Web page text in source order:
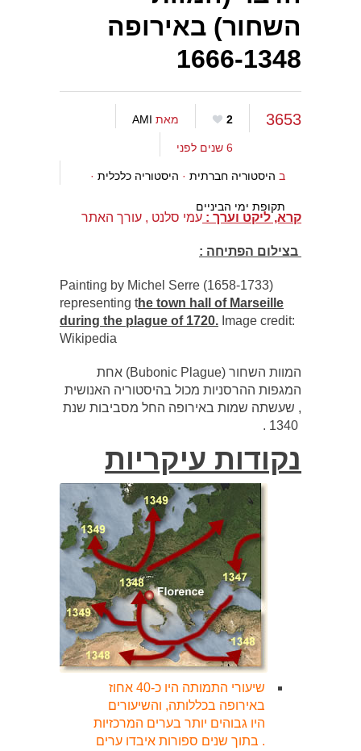
השחור) באירופה
1666-1348
2 מאת
היסטוריה חברתית·היסטוריה כלכלית·
תקופת ימי הביניים
קרא, ליקט וערך :עמי סלנט , עורך האתר
בצילום הפתיחה :
Painting by Michel Serre (1658-1733)
representing the town hall of Marseille
during the plague of 1720.Image credit:
המוות השחור (Bubonic Plague) אחת
המגפות ההרסניות מכול בהיסטוריה האנושית
, שעשתה שמות באירופה החל מסביבות שנת
נקודות עיקריות
שיעורי התמותה היו כ-40 אחוז
באירופה בכללותה, והשיעורים
היו גבוהים יותר בערים המרכזיות
. בתוך שנים ספורות איבדו ערים